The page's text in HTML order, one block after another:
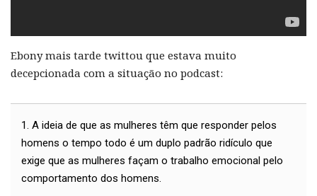
Ebony mais tarde twittou que estava muito
decepcionada com a situação no podcast:
1. A ideia de que as mulheres têm que responder pelos
homens o tempo todo é um duplo padrão ridículo que
exige que as mulheres façam o trabalho emocional pelo
comportamento dos homens.